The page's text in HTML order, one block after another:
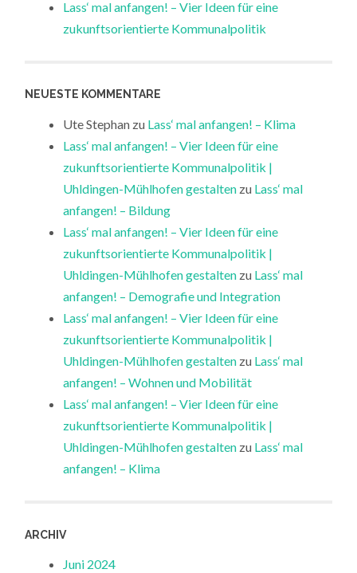
Lass‘ mal anfangen! – Vier Ideen für eine
zukunftsorientierte Kommunalpolitik
NEUESTE KOMMENTARE
Ute Stephan zu Lass‘ mal anfangen! – Klima
Lass‘ mal anfangen! – Vier Ideen für eine
zukunftsorientierte Kommunalpolitik |
Uhldingen-Mühlhofen gestalten zu Lass‘ mal
anfangen! – Bildung
Lass‘ mal anfangen! – Vier Ideen für eine
zukunftsorientierte Kommunalpolitik |
Uhldingen-Mühlhofen gestalten zu Lass‘ mal
anfangen! – Demografie und Integration
Lass‘ mal anfangen! – Vier Ideen für eine
zukunftsorientierte Kommunalpolitik |
Uhldingen-Mühlhofen gestalten zu Lass‘ mal
anfangen! – Wohnen und Mobilität
Lass‘ mal anfangen! – Vier Ideen für eine
zukunftsorientierte Kommunalpolitik |
Uhldingen-Mühlhofen gestalten zu Lass‘ mal
anfangen! – Klima
ARCHIV
Juni 2024